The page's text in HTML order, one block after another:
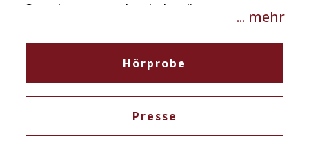
Gypsy Jazz tonangebend, aber die
verleihen dem Projekt bereits jene spezielle Note,
die richtungsweisend für den Stil auf dem neuen
Album „Tanzverbot” ist.
Spätestens seit dem Einstieg des Schlagzeugers
Daniel Neuhauser in die Band, ist die Musik –
getragen von den treibenden Grooves der
... mehr
Hörprobe
Presse